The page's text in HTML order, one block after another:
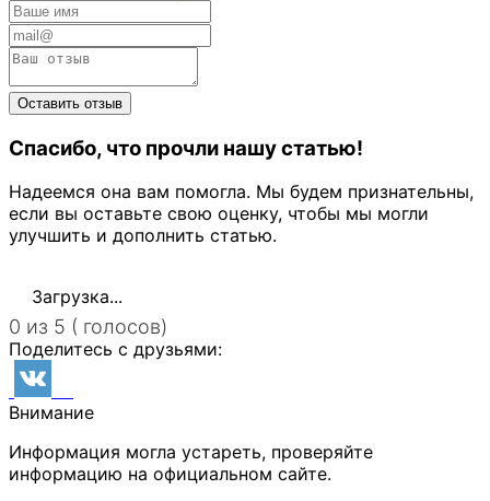
Спасибо, что прочли нашу статью!
Надеемся она вам помогла. Мы будем признательны,
если вы оставьте свою оценку, чтобы мы могли
улучшить и дополнить статью.
Загрузка...
0 из 5 ( голосов)
Поделитесь с друзьями:
Внимание
Информация могла устареть, проверяйте
информацию на официальном сайте.